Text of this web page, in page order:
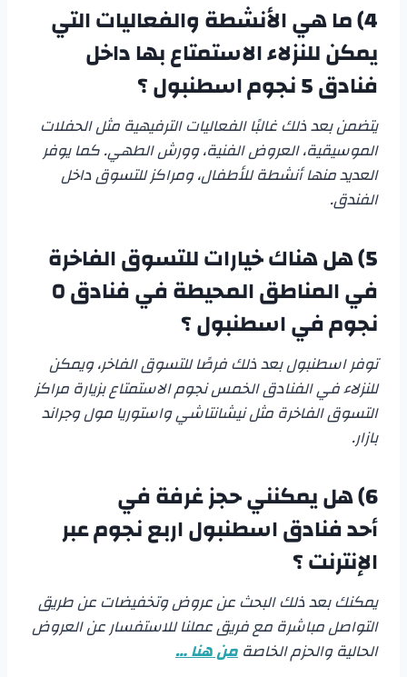
4) ما هي الأنشطة والفعاليات التي
يمكن للنزلاء الاستمتاع بها داخل
فنادق 5 نجوم اسطنبول
؟
يتضمن بعد ذلك غالبًا الفعاليات الترفيهية مثل الحفلات
الموسيقية، العروض الفنية، وورش الطهي. كما يوفر
العديد منها أنشطة للأطفال، ومراكز للتسوق داخل
الفندق.
5) هل هناك خيارات للتسوق الفاخرة
في المناطق المحيطة في
فنادق ٥
نجوم في اسطنبول؟
توفر اسطنبول بعد ذلك فرصًا للتسوق الفاخر، ويمكن
للنزلاء في الفنادق الخمس نجوم الاستمتاع بزيارة مراكز
التسوق الفاخرة مثل نيشانتاشي واستوريا مول وجراند
بازار.
6) هل يمكنني حجز غرفة في
أحد فنادق اسطنبول اربع نجوم عبر
الإنترنت ؟
يمكنك بعد ذلك البحث عن عروض وتخفيضات عن طريق
التواصل مباشرة مع فريق عملنا للاستفسار عن العروض
الحالية والحزم الخاصةمن هنا …